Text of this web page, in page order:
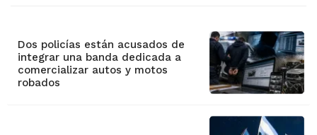
Dos policías están acusados de
integrar una banda dedicada a
comercializar autos y motos
robados